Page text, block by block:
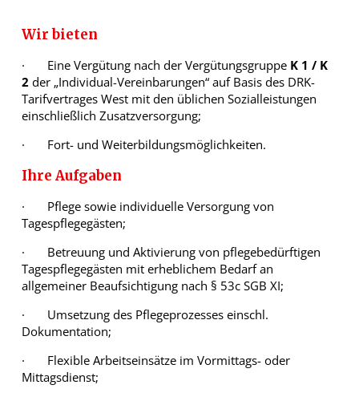
Wir bieten
· Eine Vergütung nach der Vergütungsgruppe K 1 / K
2der „Individual-Vereinbarungen“ auf Basis des DRK-
Tarifvertrages West mit den üblichen Sozialleistungen
einschließlich Zusatzversorgung;
· Fort- und Weiterbildungsmöglichkeiten.
Ihre Aufgaben
· Pflege sowie individuelle Versorgung von
Tagespflegegästen;
· Betreuung und Aktivierung von pflegebedürftigen
Tagespflegegästen mit erheblichem Bedarf an
allgemeiner Beaufsichtigung nach § 53c SGB XI;
· Umsetzung des Pflegeprozesses einschl.
Dokumentation;
· Flexible Arbeitseinsätze im Vormittags- oder
Mittagsdienst;